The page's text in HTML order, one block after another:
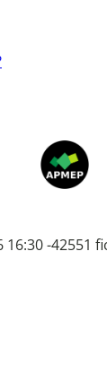
16:30 -42551